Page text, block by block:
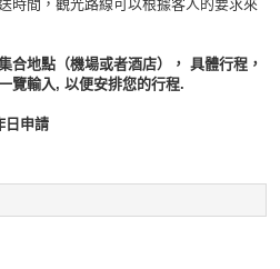
時間，觀光路線可以根據客人的要求來
合地點（機場或者酒店）， 具體行程，
覽輸入, 以便安排您的行程.
日申請